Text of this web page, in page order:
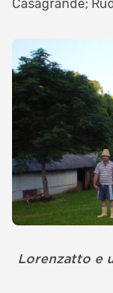
Casagrande;
Lorenzatto e